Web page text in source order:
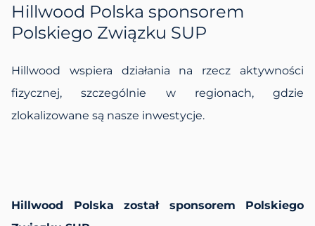
Hillwood Polska sponsorem
Polskiego Związku SUP
Hillwood wspiera działania na rzecz aktywności
fizycznej, szczególnie w regionach, gdzie
zlokalizowane są nasze inwestycje.
Hillwood Polska został sponsorem Polskiego